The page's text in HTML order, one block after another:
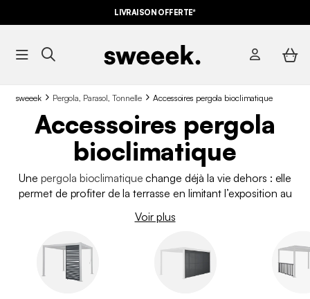
LIVRAISON OFFERTE*
sweeek Pergola, Parasol, Tonnelle Accessoires pergola bioclimatique
Accessoires pergola
bioclimatique
Une pergola bioclimatique change déjà la vie dehors : elle
permet de profiter de la terrasse en limitant l’exposition au
pluies, tout en gardant une belle luminosité. Pour aller encore
bioclimatique. Chez sweeek, nous avons conçu une sélection
complète pour adapter votre pergola à vos usages : plus de
confort, plus d’intimité, et un rendu encore plus élégant. Avec
Voir plus